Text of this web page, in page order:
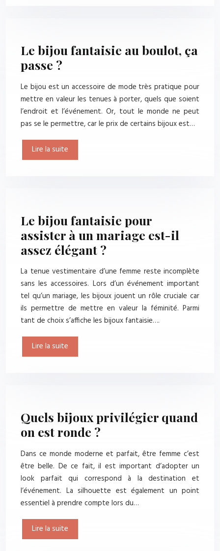
Le bijou fantaisie au boulot, ça
passe ?
Le bijou est un accessoire de mode très pratique pour
mettre en valeur les tenues à porter, quels que soient
l’endroit et l’événement. Or, tout le monde ne peut
pas se le permettre, car le prix de certains bijoux est…
Lire la suite
Le bijou fantaisie pour
assister à un mariage est-il
assez élégant ?
La tenue vestimentaire d’une femme reste incomplète
sans les accessoires. Lors d’un événement important
tel qu’un mariage, les bijoux jouent un rôle cruciale car
ils permettre de mettre en valeur la féminité. Parmi
tant de choix s’affiche les bijoux fantaisie….
Lire la suite
Quels bijoux privilégier quand
on est ronde ?
Dans ce monde moderne et parfait, être femme c’est
être belle. De ce fait, il est important d’adopter un
look parfait qui correspond à la destination et
l’événement. La silhouette est également un point
essentiel à prendre compte lors du…
Lire la suite